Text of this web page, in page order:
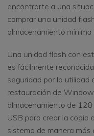
encontrarte a una
comprar una unidad
almacenamiento
Una unidad flash con
es fácilmente
seguridad por la utilidad
restauración de
almacenamiento de
USB para crear la copia
sistema de manera